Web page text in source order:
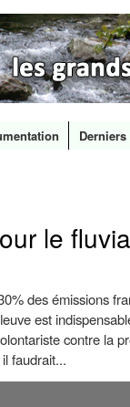
le
des émissions
est
contre la
faudrait...